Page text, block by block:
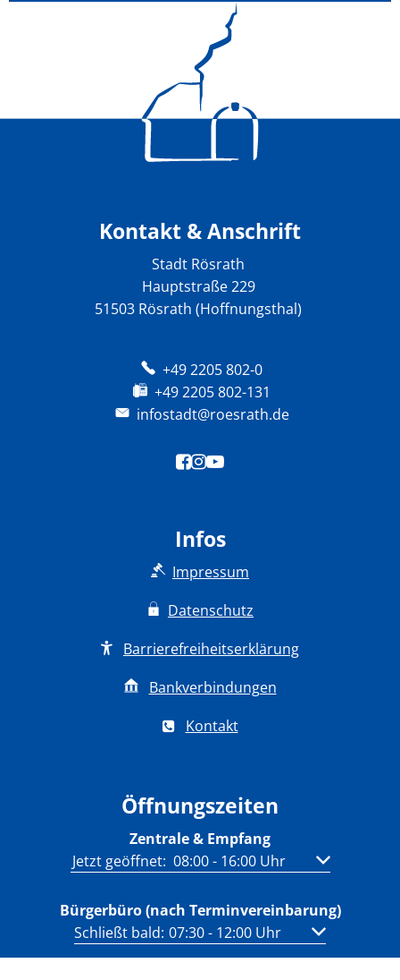
Kontakt & Anschrift
Stadt Rösrath
Hauptstraße 229
51503 Rösrath (Hoffnungsthal)
+49 2205 802-0
+49 2205 802-131
infostadt@roesrath.de
Infos
Impressum
Datenschutz
Barrierefreiheitserklärung
Bankverbindungen
Kontakt
Öffnungszeiten
Zentrale & Empfang
Klicken, um weitere Öffnungs- oder
Jetzt geöffnet: 08:00- 16:00Uhr Von 08:00
Bürgerbüro (nach Terminvereinbarung)
Klicken, um weitere Öffnungs- oder
Schließt bald: 07:30- 12:00 Uhr Von 07:30